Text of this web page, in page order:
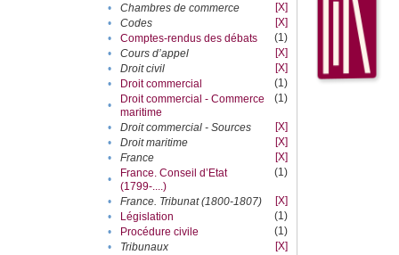
•
Chambres de commerce
[X]
•
Codes
[X]
•
Comptes-rendus des débats
(1)
•
Cours d’appel
[X]
•
Droit civil
[X]
•
Droit commercial
(1)
•
Droit commercial - Commerce
maritime
(1)
• Droit commercial - Sources
[X]
•
Droit maritime
[X]
•
France
[X]
•
France. Conseil d’Etat
(1799-....)
(1)
• France. Tribunat (1800-1807)
[X]
•
Législation
(1)
•
Procédure civile
(1)
•
Tribunaux
[X]